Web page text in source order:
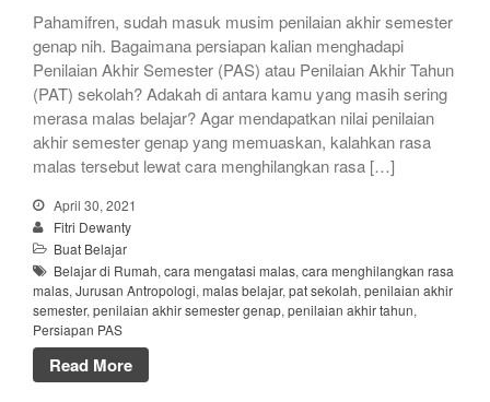
Pahamifren, sudah masuk musim penilaian akhir semester
genap nih. Bagaimana persiapan kalian menghadapi
Penilaian Akhir Semester (PAS) atau Penilaian Akhir Tahun
(PAT) sekolah? Adakah di antara kamu yang masih sering
merasa malas belajar? Agar mendapatkan nilai penilaian
akhir semester genap yang memuaskan, kalahkan rasa
malas tersebut lewat cara menghilangkan rasa […]
April 30, 2021
Fitri Dewanty
Buat Belajar
Belajar di Rumah, cara mengatasi malas, cara menghilangkan rasa
malas, Jurusan Antropologi, malas belajar, pat sekolah, penilaian akhir
semester, penilaian akhir semester genap, penilaian akhir tahun,
Persiapan PAS
Read More